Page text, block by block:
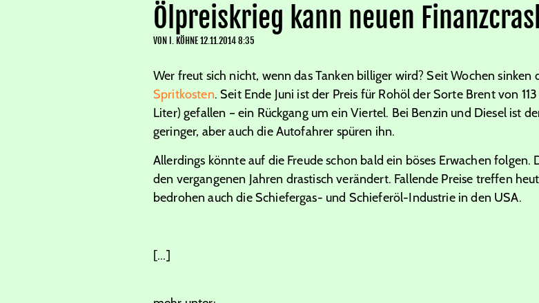
Ölpreiskrieg kann neuen
VON I. KÖHNE12.11.2014 8:35
Wer freut sich nicht, wenn das Tanken billiger wird? Seit Wochen sinken
Spritkosten. Seit Ende Juni ist der Preis für Rohöl der Sorte Brent von
Liter) gefallen – ein Rückgang um ein Viertel. Bei Benzin und Diesel ist
geringer, aber auch die Autofahrer spüren ihn.
Allerdings könnte auf die Freude schon bald ein böses Erwachen
den vergangenen Jahren drastisch verändert. Fallende Preise treffen
bedrohen auch die Schiefergas- und Schieferöl-Industrie in den USA.
[...]